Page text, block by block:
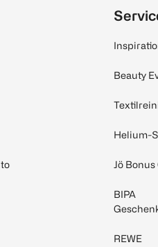
Beauty
Helium-
Jö
BIPA
REWE